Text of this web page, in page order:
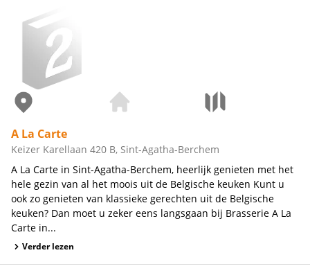
A La Carte
Keizer Karellaan 420 B, Sint-Agatha-Berchem
A La Carte in Sint-Agatha-Berchem, heerlijk genieten met het
hele gezin van al het moois uit de Belgische keuken Kunt u
ook zo genieten van klassieke gerechten uit de Belgische
keuken? Dan moet u zeker eens langsgaan bij Brasserie A La
Carte in...
Verder lezen